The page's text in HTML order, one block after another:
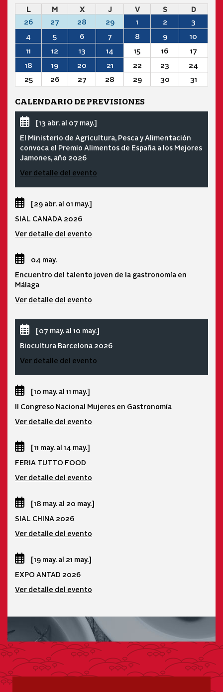
L M X J V S
D
26
27 28 29 1 2
3
4
5 6 7 8 9
10
11
12 13 14 15 16
17
18
19 20 21 22 23
24
25
26 27 28 29 30 31
CALENDARIO DE PREVISIONES
[13 abr. al 07 may.]
El Ministerio de Agricultura, Pesca y Alimentación
convoca el Premio Alimentos de España a los Mejores
Jamones, año 2026
Ver detalle del evento
[29 abr. al 01 may.]
SIAL CANADA 2026
Ver detalle del evento
04 may.
Encuentro del talento joven de la gastronomía en
Málaga
Ver detalle del evento
[07 may. al 10 may.]
Biocultura Barcelona 2026
Ver detalle del evento
[10 may. al 11 may.]
II Congreso Nacional Mujeres en Gastronomía
Ver detalle del evento
[11 may. al 14 may.]
FERIA TUTTO FOOD
Ver detalle del evento
[18 may. al 20 may.]
SIAL CHINA 2026
Ver detalle del evento
[19 may. al 21 may.]
EXPO ANTAD 2026
Ver detalle del evento